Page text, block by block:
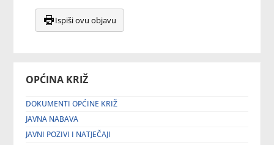
OPĆINA KRIŽ
DOKUMENTI OPĆINE KRIŽ
JAVNA NABAVA
JAVNI POZIVI I NATJEČAJI
Ispiši ovu objavu